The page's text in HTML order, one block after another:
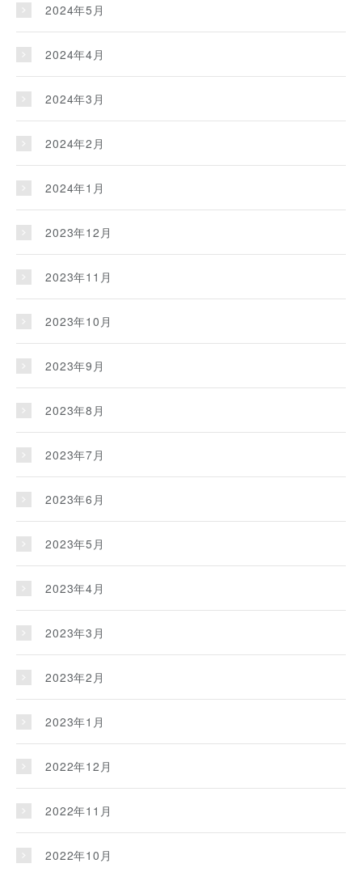
2024年5月
2024年4月
2024年3月
2024年2月
2024年1月
2023年12月
2023年11月
2023年10月
2023年9月
2023年8月
2023年7月
2023年6月
2023年5月
2023年4月
2023年3月
2023年2月
2023年1月
2022年12月
2022年11月
2022年10月